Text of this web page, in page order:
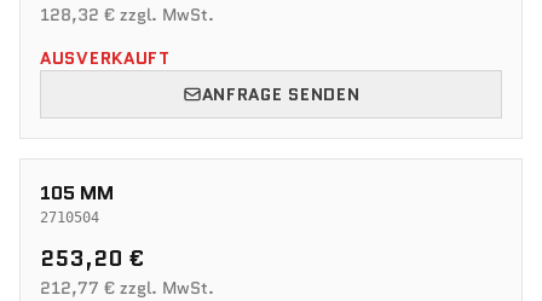
128,32 € zzgl. MwSt.
AUSVERKAUFT
ANFRAGE SENDEN
105 MM
2710504
253,20 €
212,77 € zzgl. MwSt.